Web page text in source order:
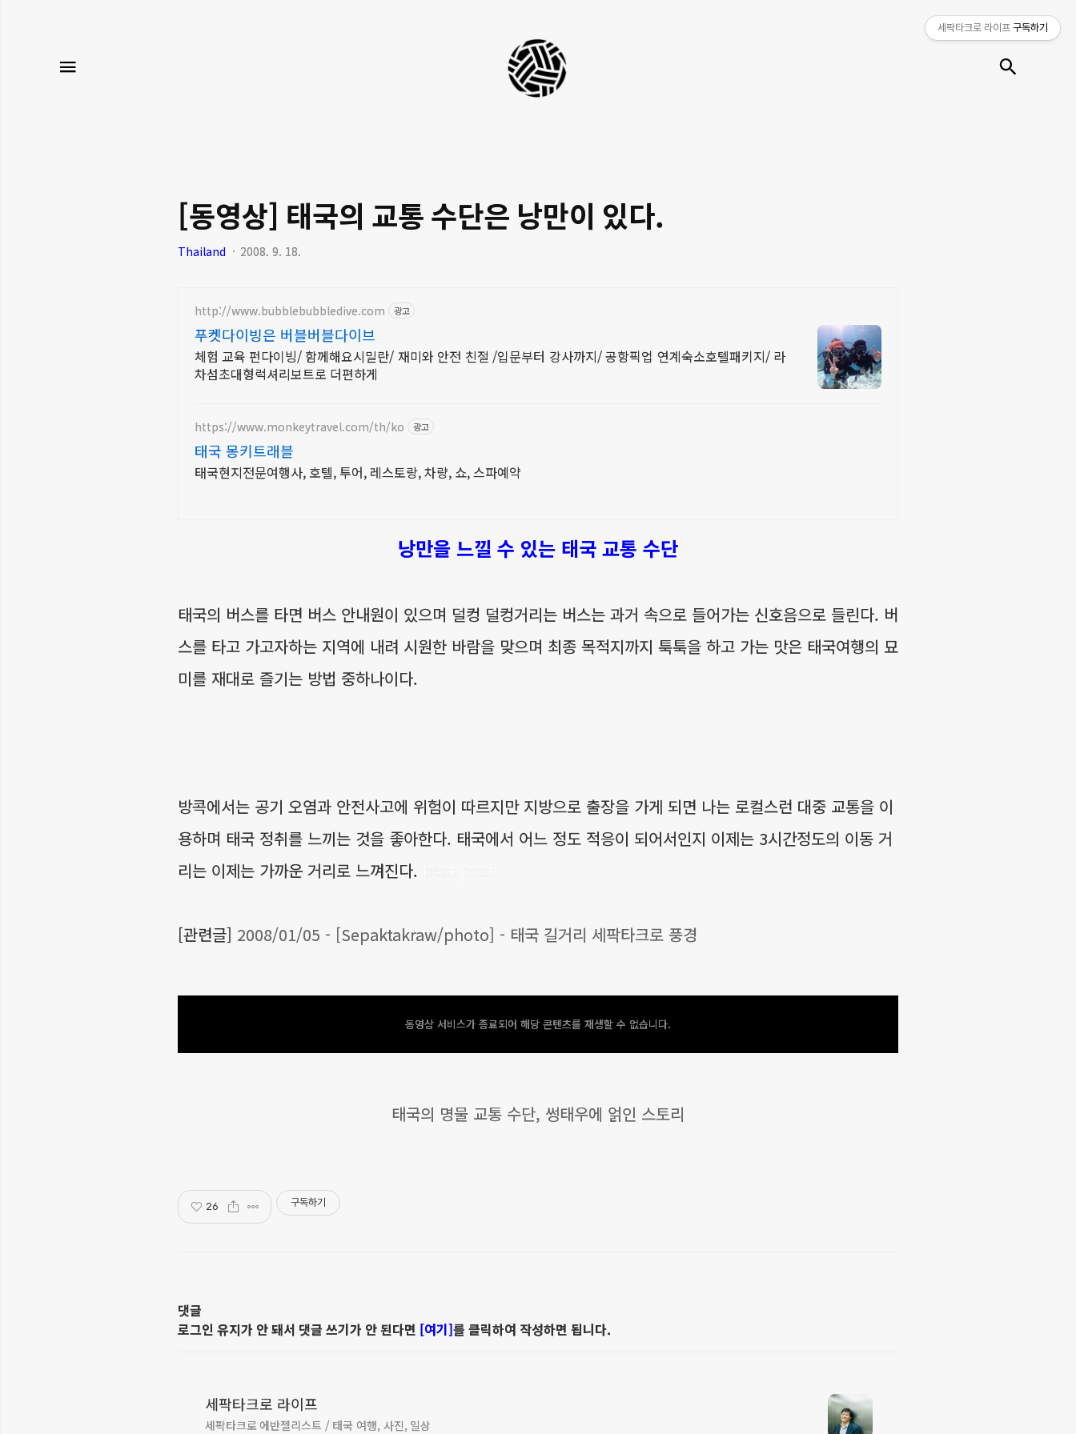
세
팍
라
[동영상] 태국의 교통 수단은 낭만이 있다.
Thailand 2008. 9. 18.
http://www.bubblebubbledive.com 광고
푸켓다이빙은 버블버블다이브
체험 교육 펀다이빙/ 함께해요시밀란/ 재미와 안전 친절 /입문부터 강사까지/ 공항픽업 연계숙소호텔패키지/ 라
차섬초대형럭셔리보트로 더편하게
https://www.monkeytravel.com/th/ko 광고
태국 몽키트래블
태국현지전문여행사, 호텔, 투어, 레스토랑, 차량, 쇼, 스파예약
낭만을 느낄 수 있는 태국 교통 수단
태국의 버스를 타면 버스 안내원이 있으며 덜컹 덜컹거리는 버스는 과거 속으로 들어가는 신호음으로 들린다. 버
스를 타고 가고자하는 지역에 내려 시원한 바람을 맞으며 최종 목적지까지 툭툭을 하고 가는 맛은 태국여행의 묘
미를 재대로 즐기는 방법 중하나이다.
방콕에서는 공기 오염과 안전사고에 위험이 따르지만 지방으로 출장을 가게 되면 나는 로컬스런 대중 교통을 이
용하며 태국 정취를 느끼는 것을 좋아한다. 태국에서 어느 정도 적응이 되어서인지 이제는 3시간정도의 이동 거
리는 이제는 가까운 거리로 느껴진다.
[관련글] 2008/01/05 - [Sepaktakraw/photo] - 태국 길거리 세팍타크로 풍경
동영상 서비스가 종료되어 해당 콘텐츠를 재생할 수 없습니다.
태국의 명물 교통 수단, 썽태우에 얽인 스토리
26 구독하기
댓글
로그인 유지가 안 돼서 댓글 쓰기가 안 된다면 [여기]를 클릭하여 작성하면 됩니다.
세팍타크로 라이프
세팍타크로 에반젤리스트 / 태국 여행, 사진, 일상
세팍타크로 라이프 구독하기